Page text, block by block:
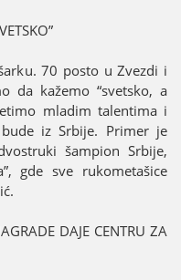
70 posto u Zvezdi i
da kažemo “svetsko, a
mladim talentima i
iz Srbiјe. Primer јe
šampion Srbiјe,
gde sve rukometašice
DAЈE CENTRU ZA